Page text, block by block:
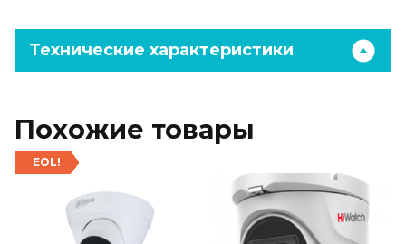
Технические характеристики
Похожие товары
EOL!